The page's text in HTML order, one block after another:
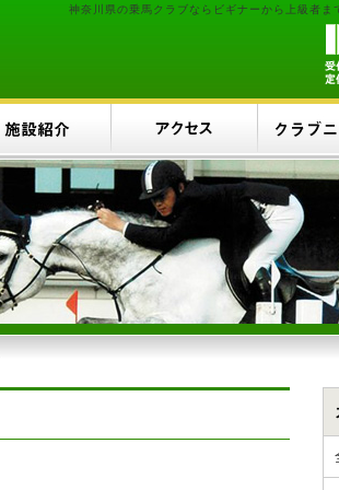
神奈川県の乗馬クラブならビギナーから上級者